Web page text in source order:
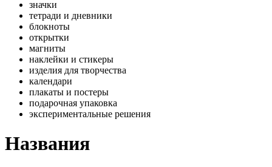
значки
тетради и дневники
блокноты
открытки
магниты
наклейки и стикеры
изделия для творчества
календари
плакаты и постеры
подарочная упаковка
экспериментальные решения
Названия